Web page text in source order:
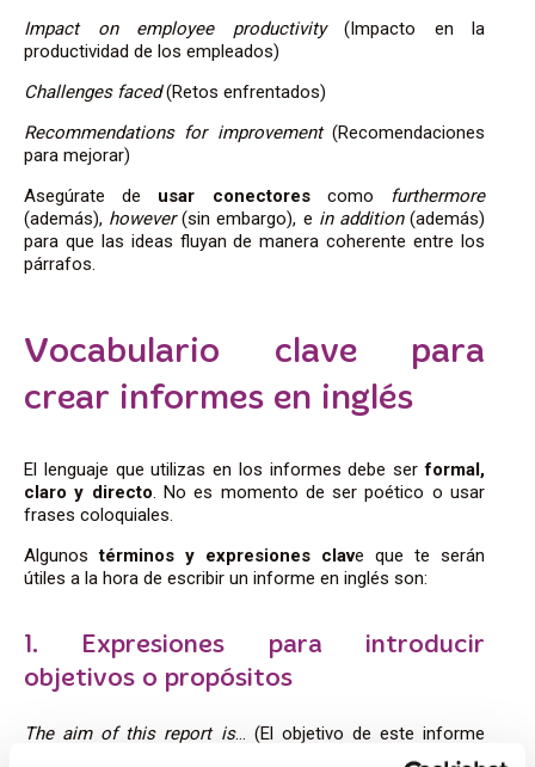
Impact on employee productivity(Impacto en la
productividad de los empleados)
Challenges faced(Retos enfrentados)
Recommendations for improvement(Recomendaciones
para mejorar)
Asegúrate de usar conectorescomo
furthermore
(además), however(sin embargo), e in addition(además)
para que las ideas fluyan de manera coherente entre los
párrafos.
Vocabulario clave para
crear informes en inglés
El lenguaje que utilizas en los informes debe serformal,
claro y directo . No es momento de ser poético o usar
frases coloquiales.
Algunostérminos y expresiones clave que te serán
útiles a la hora de escribir un informe en inglés son:
1. Expresiones para introducir
objetivos o propósitos
The aim of this report is… (El objetivo de este informe